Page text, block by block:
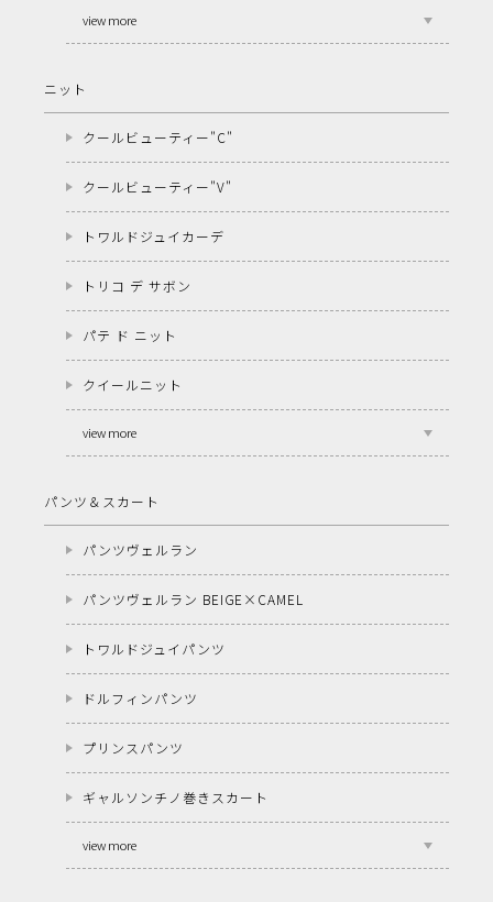
view more
ニット
クールビューティー"C"
クールビューティー"V"
トワルドジュイカーデ
トリコ デ サボン
パテ ド ニット
クイールニット
view more
パンツ＆スカート
パンツヴェルラン
パンツヴェルラン BEIGE×CAMEL
トワルドジュイパンツ
ドルフィンパンツ
プリンスパンツ
ギャルソンチノ巻きスカート
view more